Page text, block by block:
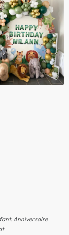
Anniversaire